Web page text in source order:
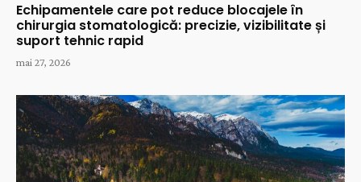
Echipamentele care pot reduce blocajele în
chirurgia stomatologică: precizie, vizibilitate și
suport tehnic rapid
mai 27, 2026